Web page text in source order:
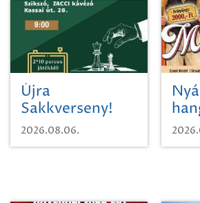
Újra
Sakkverseny!
2026.08.06.